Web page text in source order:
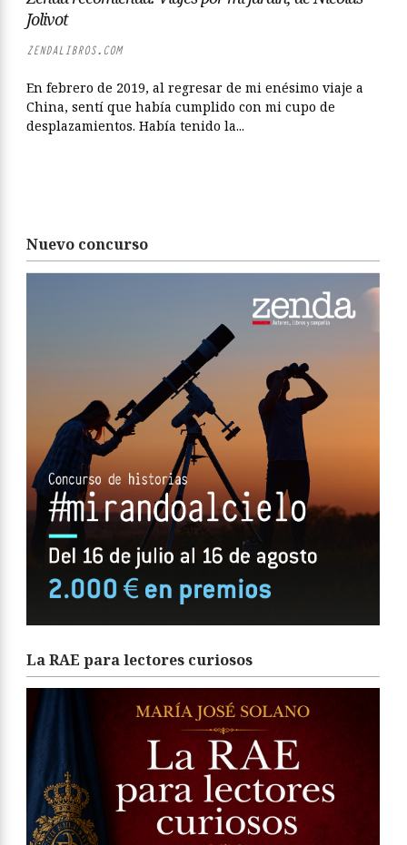
Jolivot
ZENDALIBROS.COM
En febrero de 2019, al regresar de mi enésimo viaje a
China, sentí que había cumplido con mi cupo de
desplazamientos. Había tenido la...
Nuevo concurso
La RAE para lectores curiosos